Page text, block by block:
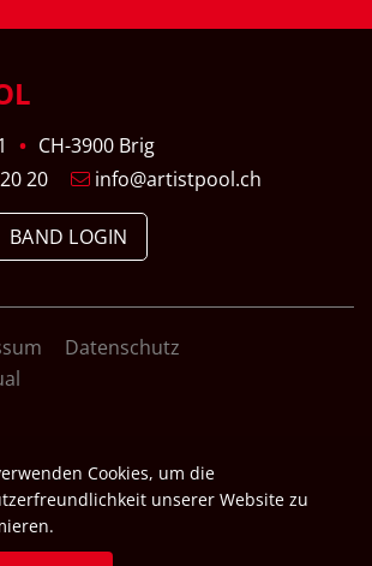
CH-3900 Brig
20
info@artistpool.ch
BAND LOGIN
Datenschutz
Cookies, um die
unserer Website zu